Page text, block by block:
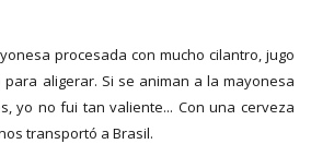
procesada con mucho cilantro, jugo
aligerar. Si se animan a la mayonesa
yo no fui tan valiente... Con una cerveza
transportó a Brasil.